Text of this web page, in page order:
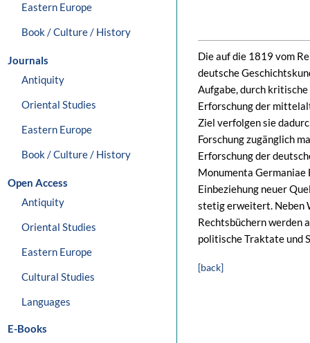
Eastern Europe
Book / Culture / History
Journals
Antiquity
Oriental Studies
Eastern Europe
Book / Culture / History
Open Access
Antiquity
Oriental Studies
Eastern Europe
Cultural Studies
Languages
E-Books
Die auf die 1819 vom
deutsche
Aufgabe, durch
Erforschung der
Ziel verfolgen sie
Forschung zugänglich
Erforschung der
Monumenta Germaniae
Einbeziehung neuer
stetig erweitert. Neben
Rechtsbüchern werden
politische Traktate und
[back]